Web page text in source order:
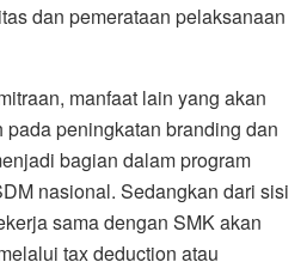
dan pemerataan pelaksanaan
manfaat lain yang akan
peningkatan branding dan
bagian dalam program
nasional. Sedangkan dari sisi
sama dengan SMK akan
tax deduction atau